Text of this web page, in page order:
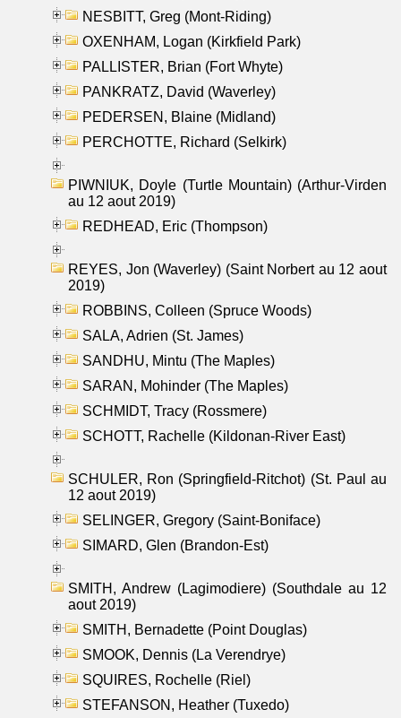
NESBITT, Greg (Mont-Riding)
OXENHAM, Logan (Kirkfield Park)
PALLISTER, Brian (Fort Whyte)
PANKRATZ, David (Waverley)
PEDERSEN, Blaine (Midland)
PERCHOTTE, Richard (Selkirk)
PIWNIUK, Doyle (Turtle Mountain) (Arthur-Virden
au 12 aout 2019)
REDHEAD, Eric (Thompson)
REYES, Jon (Waverley) (Saint Norbert au 12 aout
2019)
ROBBINS, Colleen (Spruce Woods)
SALA, Adrien (St. James)
SANDHU, Mintu (The Maples)
SARAN, Mohinder (The Maples)
SCHMIDT, Tracy (Rossmere)
SCHOTT, Rachelle (Kildonan-River East)
SCHULER, Ron (Springfield-Ritchot) (St. Paul au
12 aout 2019)
SELINGER, Gregory (Saint-Boniface)
SIMARD, Glen (Brandon-Est)
SMITH, Andrew (Lagimodiere) (Southdale au 12
aout 2019)
SMITH, Bernadette (Point Douglas)
SMOOK, Dennis (La Verendrye)
SQUIRES, Rochelle (Riel)
STEFANSON, Heather (Tuxedo)